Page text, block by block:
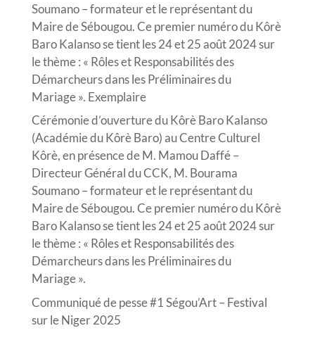
Soumano – formateur et le représentant du
Maire de Sébougou. Ce premier numéro du Kôrè
Baro Kalanso se tient les 24 et 25 août 2024 sur
le thème : « Rôles et Responsabilités des
Démarcheurs dans les Préliminaires du
Mariage ». Exemplaire
Cérémonie d’ouverture du Kôrè Baro Kalanso
(Académie du Kôrè Baro) au Centre Culturel
Kôrè, en présence de M. Mamou Daffé –
Directeur Général du CCK, M. Bourama
Soumano – formateur et le représentant du
Maire de Sébougou. Ce premier numéro du Kôrè
Baro Kalanso se tient les 24 et 25 août 2024 sur
le thème : « Rôles et Responsabilités des
Démarcheurs dans les Préliminaires du
Mariage ».
Communiqué de pesse #1 Ségou’Art – Festival
sur le Niger 2025